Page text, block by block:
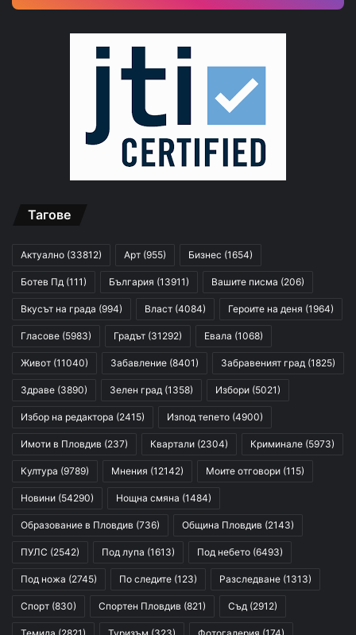
Тагове
Актуално (33812) Арт (955) Бизнес (1654)
Ботев Пд (111) България (13911) Вашите писма (206)
Вкусът на града (994) Власт (4084) Героите на деня (1964)
Гласове (5983) Градът (31292) Евала (1068)
Живот (11040) Забавление (8401) Забравеният град (1825)
Здраве (3890) Зелен град (1358) Избори (5021)
Избор на редактора (2415) Изпод тепето (4900)
Имоти в Пловдив (237) Квартали (2304) Криминале (5973)
Култура (9789) Мнения (12142) Моите отговори (115)
Новини (54290) Нощна смяна (1484)
Образование в Пловдив (736) Община Пловдив (2143)
ПУЛС (2542) Под лупа (1613) Под небето (6493)
Под ножа (2745) По следите (123) Разследване (1313)
Спорт (830) Спортен Пловдив (821) Съд (2912)